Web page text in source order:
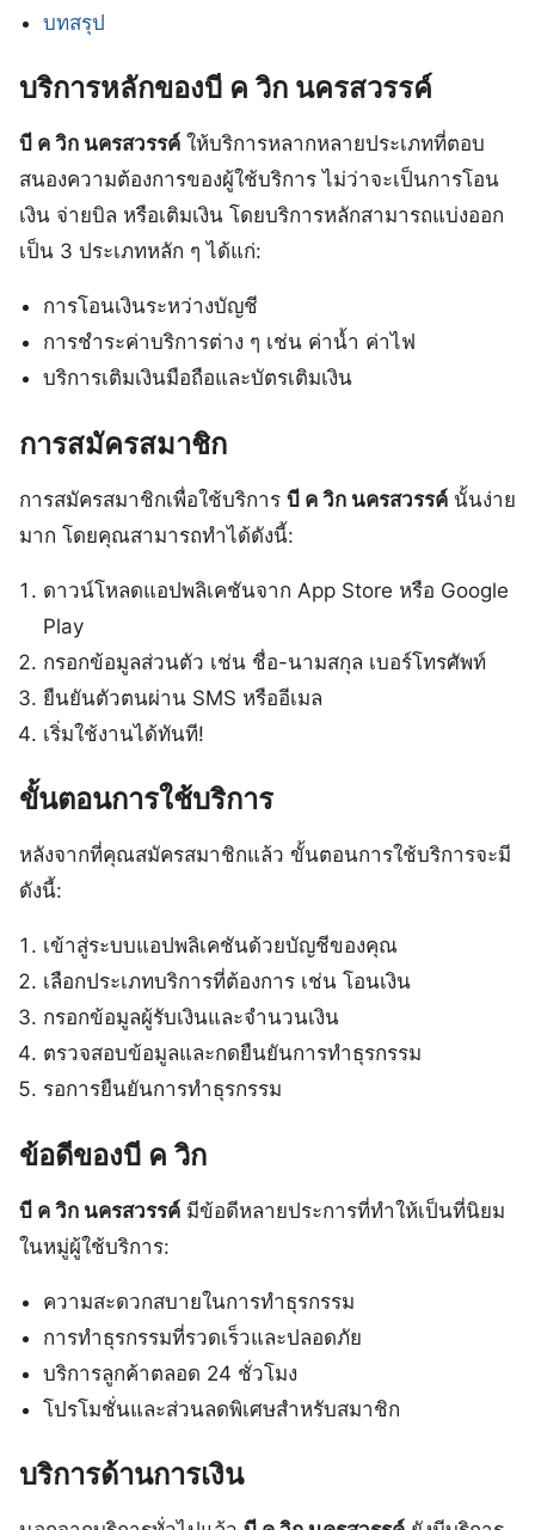
บทสรุป
บริการหลักของบี ค วิก นครสวรรค์
บี ค วิก นครสวรรค์ ให้บริการหลากหลายประเภทที่ตอบ
สนองความต้องการของผู้ใช้บริการ ไม่ว่าจะเป็นการโอน
เงิน จ่ายบิล หรือเติมเงิน โดยบริการหลักสามารถแบ่งออก
เป็น 3 ประเภทหลัก ๆ ได้แก่:
การโอนเงินระหว่างบัญชี
การชำระค่าบริการต่าง ๆ เช่น ค่าน้ำ ค่าไฟ
บริการเติมเงินมือถือและบัตรเติมเงิน
การสมัครสมาชิก
การสมัครสมาชิกเพื่อใช้บริการ บี ค วิก นครสวรรค์ นั้นง่าย
มาก โดยคุณสามารถทำได้ดังนี้:
ดาวน์โหลดแอปพลิเคชันจาก App Store หรือ Google
Play
กรอกข้อมูลส่วนตัว เช่น ชื่อ-นามสกุล เบอร์โทรศัพท์
ยืนยันตัวตนผ่าน SMS หรืออีเมล
เริ่มใช้งานได้ทันที!
ขั้นตอนการใช้บริการ
หลังจากที่คุณสมัครสมาชิกแล้ว ขั้นตอนการใช้บริการจะมี
ดังนี้:
เข้าสู่ระบบแอปพลิเคชันด้วยบัญชีของคุณ
เลือกประเภทบริการที่ต้องการ เช่น โอนเงิน
กรอกข้อมูลผู้รับเงินและจำนวนเงิน
ตรวจสอบข้อมูลและกดยืนยันการทำธุรกรรม
รอการยืนยันการทำธุรกรรม
ข้อดีของบี ค วิก
บี ค วิก นครสวรรค์ มีข้อดีหลายประการที่ทำให้เป็นที่นิยม
ในหมู่ผู้ใช้บริการ:
ความสะดวกสบายในการทำธุรกรรม
การทำธุรกรรมที่รวดเร็วและปลอดภัย
บริการลูกค้าตลอด 24 ชั่วโมง
โปรโมชั่นและส่วนลดพิเศษสำหรับสมาชิก
บริการด้านการเงิน